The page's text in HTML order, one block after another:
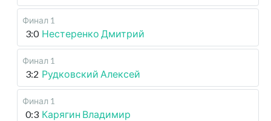
Финал 1
3:0 Нестеренко Дмитрий
Финал 1
3:2 Рудковский Алексей
Финал 1
0:3 Карягин Владимир